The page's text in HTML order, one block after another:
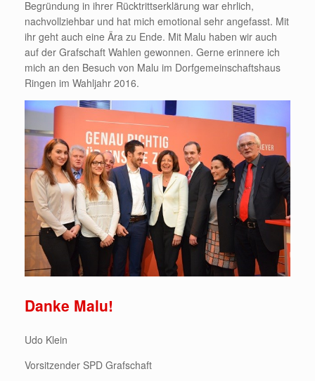
Begründung in ihrer Rücktrittserklärung war ehrlich,
nachvollziehbar und hat mich emotional sehr angefasst. Mit
ihr geht auch eine Ära zu Ende. Mit Malu haben wir auch
auf der Grafschaft Wahlen gewonnen. Gerne erinnere ich
mich an den Besuch von Malu im Dorfgemeinschaftshaus
Ringen im Wahljahr 2016.
Danke Malu!
Udo Klein
Vorsitzender SPD Grafschaft